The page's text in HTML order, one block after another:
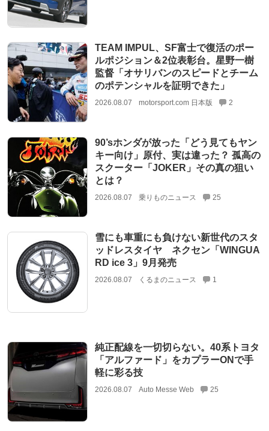
TEAM IMPUL、SF富士で復活のポー
ルポジション＆2位表彰台。星野一樹
監督「オサリバンのスピードとチーム
のポテンシャルを証明できた」
2026.08.07 motorsport.com 日本版 2
90’sホンダが放った「どう見てもヤン
キー向け」原付、実は違った？ 孤高の
スクーター「JOKER」その真の狙い
とは？
2026.08.07 乗りものニュース 25
雪にも車重にも負けない新世代のスタ
ッドレスタイヤ ネクセン「WINGUA
RD ice 3」9月発売
2026.08.07 くるまのニュース 1
純正配線を一切切らない。40系トヨタ
「アルファード」をカプラーONで手
軽に彩る技
2026.08.07 Auto Messe Web 25